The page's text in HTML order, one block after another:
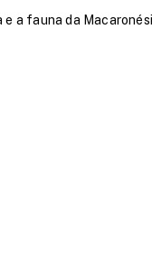
a fauna da